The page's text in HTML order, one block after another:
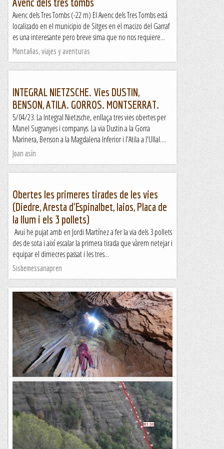
Avenc dels Tres Tombs (-22 m) El Avenc dels Tres Tombs está
localizado en el municipio de Sitges en el macizo del Garraf
es una interesante pero breve sima que no nos requiere...
Montañas, viajes y aventuras
INTEGRAL NIETZSCHE. Vies DUSTIN,
BENSON, ATILA. GORROS. MONTSERRAT.
5/04/23. La Integral Nietzsche, enllaça tres vies obertes per
Manel Sugranyes i companys. La via Dustin a la Gorra
Marinera, Benson a la Magdalena Inferior i l'Atila a l'Ullal....
Joan asín
Obertes les primeres tirades de les vies
(Diedre, Aresta d'Espinalbet, Iaios, Placa de
la llum i els 3 pollets)
Avui he pujat amb en Jordi Martínez a fer la via dels 3 pollets
des de sota i així escalar la primera tirada que vàrem netejar i
equipar el dimecres passat i les tres...
Sisbemessanapren
Avenc dels Tres Tombs
Avui hem visitat un avenc, petit però ben interessant, en el
massís del Garraf. L'avenc dels Tres Tombs està a la zona del
Campgràs, un altiplà on hi ha una...
Blog de muntanya